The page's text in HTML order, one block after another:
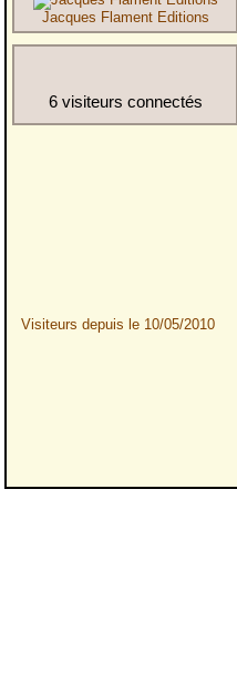
Jacques Flament Editions
6 visiteurs connectés
Visiteurs depuis le 10/05/2010